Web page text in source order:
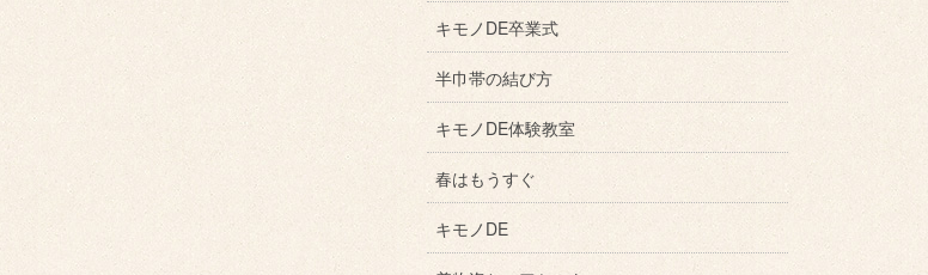
キモノDE卒業式
半巾帯の結び方
キモノDE体験教室
春はもうすぐ
キモノDE